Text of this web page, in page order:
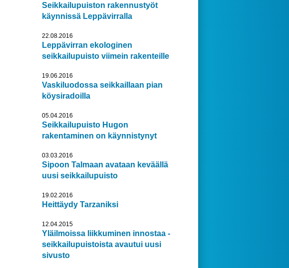
Seikkailupuiston rakennustyöt
käynnissä Leppävirralla
22.08.2016
Leppävirran ekologinen
seikkailupuisto viimein rakenteille
19.06.2016
Vaskiluodossa seikkaillaan pian
köysiradoilla
05.04.2016
Seikkailupuisto Hugon
rakentaminen on käynnistynyt
03.03.2016
Sipoon Talmaan avataan keväällä
uusi seikkailupuisto
19.02.2016
Heittäydy Tarzaniksi
12.04.2015
Yläilmoissa liikkuminen innostaa -
seikkailupuistoista avautui uusi
sivusto